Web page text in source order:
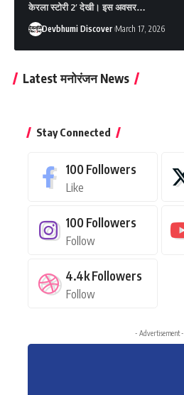
केरला स्टोरी 2’ देखी। इस अवसर…
Devbhumi Discover March 17, 2026
Latest मनोरंजन News
Stay Connected
100 Followers
Like
100 Followers
Follow
4.4kFollowers
Follow
- Advertisement -